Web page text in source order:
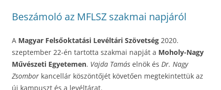
Beszámoló az MFLSZ szakmai napjáról
A Magyar Felsőoktatási Levéltári Szövetség 2020.
szeptember 22-én tartotta szakmai napját a Moholy-Nagy
Művészeti Egyetemen. Vajda Tamás elnök és Dr. Nagy
Zsombor kancellár köszöntőjét követően megtekintettük az
új kampuszt és a levéltárat.